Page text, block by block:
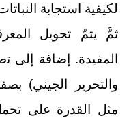
لكيفية استجابة
ثمَّ يتمّ تحويل
المفيدة. إضافة إلى
والتحرير الجيني)
مثل القدرة على تحمل